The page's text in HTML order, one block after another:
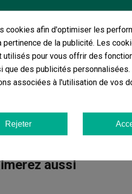
aussi
cookies afin d'optimiser les
de la publicité. Les
utilisés pour vous offrir des
que des publicités
associées à l'utilisation de vos
Rejeter